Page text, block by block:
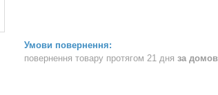
повернення товару протягом 21 дня за